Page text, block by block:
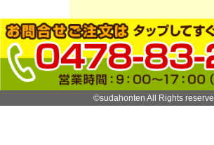
©sudahonten All Rights